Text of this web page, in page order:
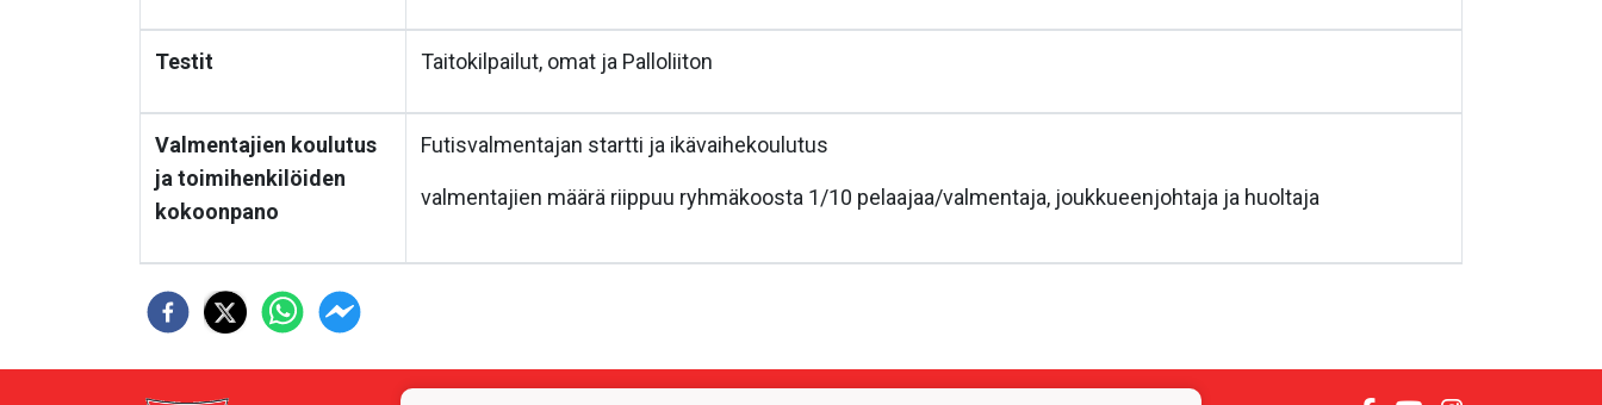
Testit Taitokilpailut, omat ja Palloliiton
Valmentajien koulutus
ja toimihenkilöiden
kokoonpano
Futisvalmentajan startti ja ikävaihekoulutus
valmentajien määrä riippuu ryhmäkoosta 1/10 pelaajaa/valmentaja, joukkueenjohtaja ja huoltaja